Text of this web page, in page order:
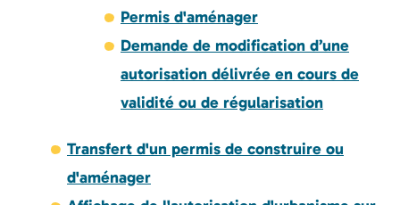
Permis d'aménager
Demande de modification d’une
autorisation délivrée en cours de
validité ou de régularisation
Transfert d'un permis de construire ou
d'aménager